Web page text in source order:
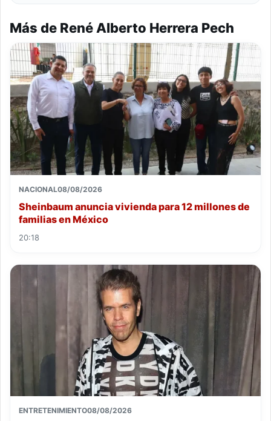
Más de René Alberto Herrera Pech
NACIONAL08/08/2026
Sheinbaum anuncia vivienda para 12 millones de
familias en México
20:18
ENTRETENIMIENTO08/08/2026